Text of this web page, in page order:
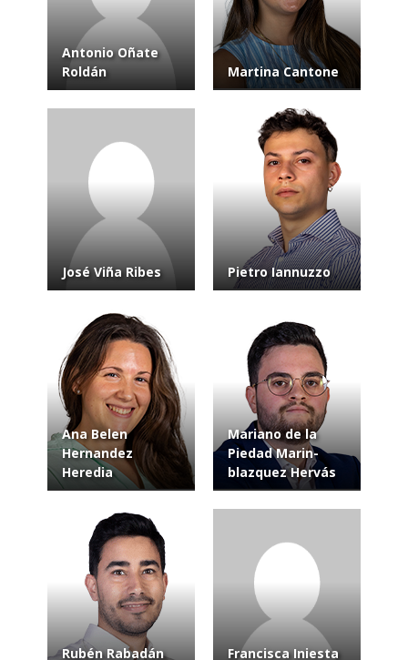
Antonio Oñate
Roldán
Martina Cantone
José Viña Ribes Pietro Iannuzzo
Ana Belen
Hernandez
Heredia
Mariano de la
Piedad Marin-
blazquez Hervás
Rubén Rabadán Francisca Iniesta